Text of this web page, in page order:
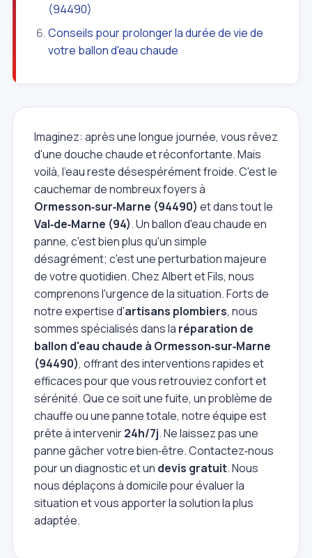
(94490)
Conseils pour prolonger la durée de vie de
votre ballon d'eau chaude
Imaginez: après une longue journée, vous rêvez
d'une douche chaude et réconfortante. Mais
voilà, l'eau reste désespérément froide. C'est le
cauchemar de nombreux foyers à
Ormesson‑sur‑Marne (94490) et dans tout le
Val‑de‑Marne (94). Un ballon d'eau chaude en
panne, c'est bien plus qu'un simple
désagrément; c'est une perturbation majeure
de votre quotidien. Chez Albert et Fils, nous
comprenons l'urgence de la situation. Forts de
notre expertise d'artisans plombiers, nous
sommes spécialisés dans la réparation de
ballon d'eau chaude à Ormesson‑sur‑Marne
(94490), offrant des interventions rapides et
efficaces pour que vous retrouviez confort et
sérénité. Que ce soit une fuite, un problème de
chauffe ou une panne totale, notre équipe est
prête à intervenir24h/7j. Ne laissez pas une
panne gâcher votre bien‑être. Contactez‑nous
pour un diagnostic et un devis gratuit. Nous
nous déplaçons à domicile pour évaluer la
situation et vous apporter la solution la plus
adaptée.